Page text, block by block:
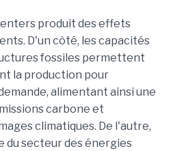
produit des effets
D'un côté, les capacités
fossiles permettent
la production pour
alimentant ainsi une
carbone et
climatiques. De l'autre,
du secteur des énergies